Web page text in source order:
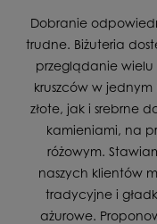
Dobranie
trudne. Biżuteria
przeglądanie wielu
kruszców w
złote, jak i srebrne
kamieniami, na
różowym.
naszych klientów
tradycyjne i
ażurowe.